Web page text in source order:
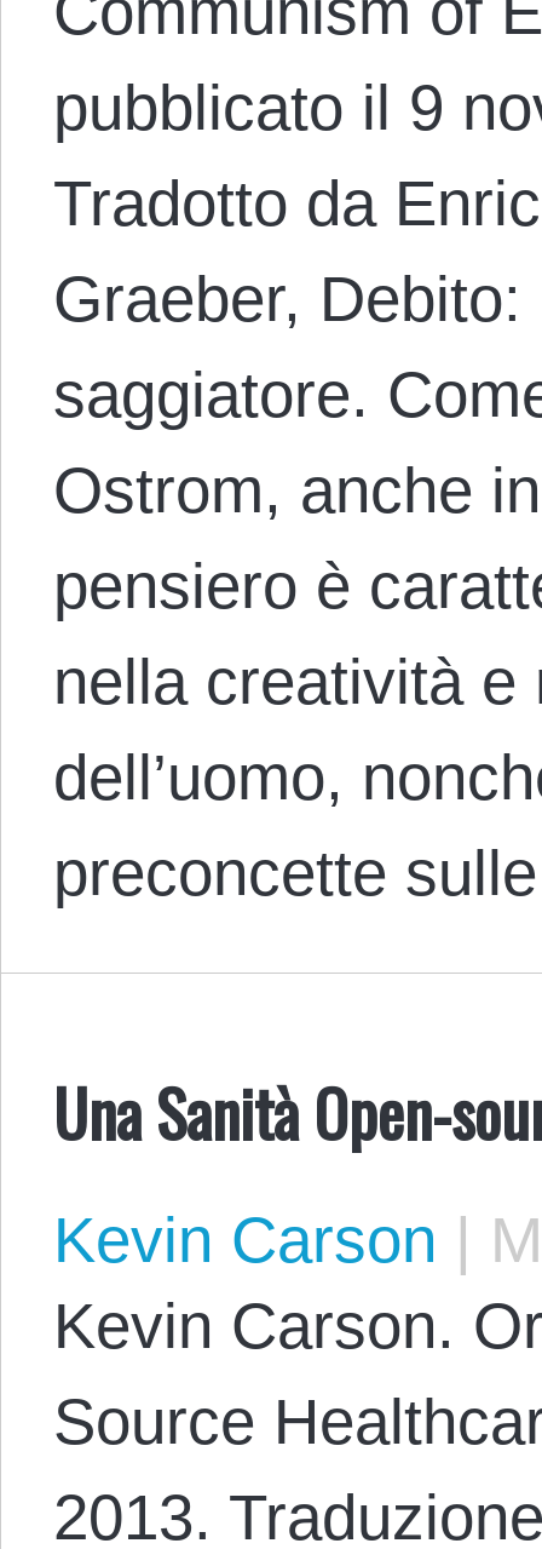
pubblicato il 9
Tradotto da
Graeber,
saggiatore.
Ostrom, anche
pensiero è
nella creatività
dell’uomo,
preconcette
Una Sanità Open-
Kevin Carson |
Kevin Carson.
Source
2013.